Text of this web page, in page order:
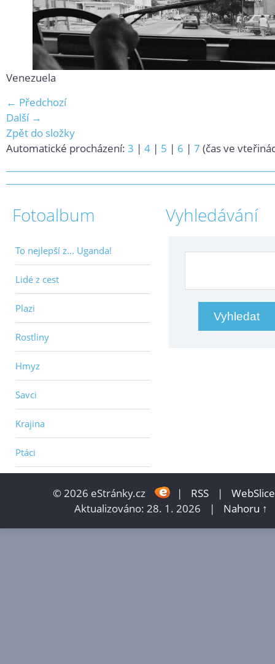
Venezuela
← Předchozí
Další →
Zpět do složky
Automatické procházení: 3 | 4 | 5 | 6 | 7 (čas ve
Fotoalbum
To nejlepší z... Uganda!
Lidé z cest
Plazi
Rostliny
Hmyz
Savci
Krajina
Ptáci
Vyhledávání
© 2026 eStránky.cz | RSS |
WebSlice
Aktualizováno: 28. 1. 2026
| Nahoru ↑